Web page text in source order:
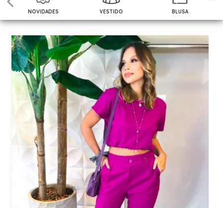
NOVIDADES VESTIDO BLUSA